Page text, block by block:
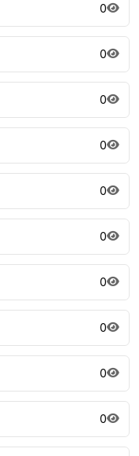
0
0
0
0
0
0
0
0
0
0